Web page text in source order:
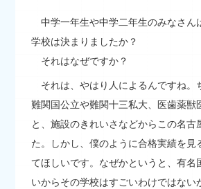
中学一年生や中学二年生のみなさん
学校は決まりましたか？
それはなぜですか？
それは、やはり人によるんですね。
難関国公立や難関十三私大、医歯薬獣
と、施設のきれいさなどからこの名古
た。しかし、僕のように合格実績を見
てほしいです。なぜかというと、有名
いからその学校はすごいわけではない